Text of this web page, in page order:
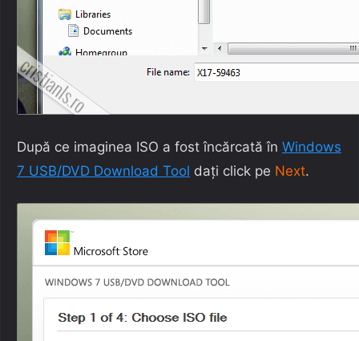
După ce imaginea ISO a fost încărcată în Windows
7 USB/DVD Download Tool dați click pe Next.